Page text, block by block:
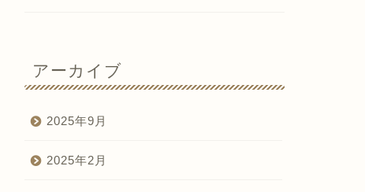
アーカイブ
2025年9月
2025年2月